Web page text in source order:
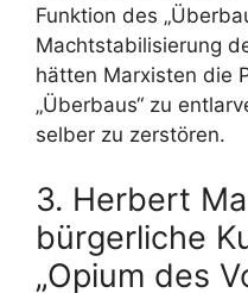
Funktion des
Machtstabilisierung
hätten Marxisten die
„Überbaus“ zu
selber zu zerstören.
3. Herbert
bürgerliche
„Opium des